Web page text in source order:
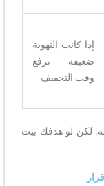
إذا كانت التهوية
ضعيفة نرفع
وقت التجفيف
لكن لو هدفك بيت